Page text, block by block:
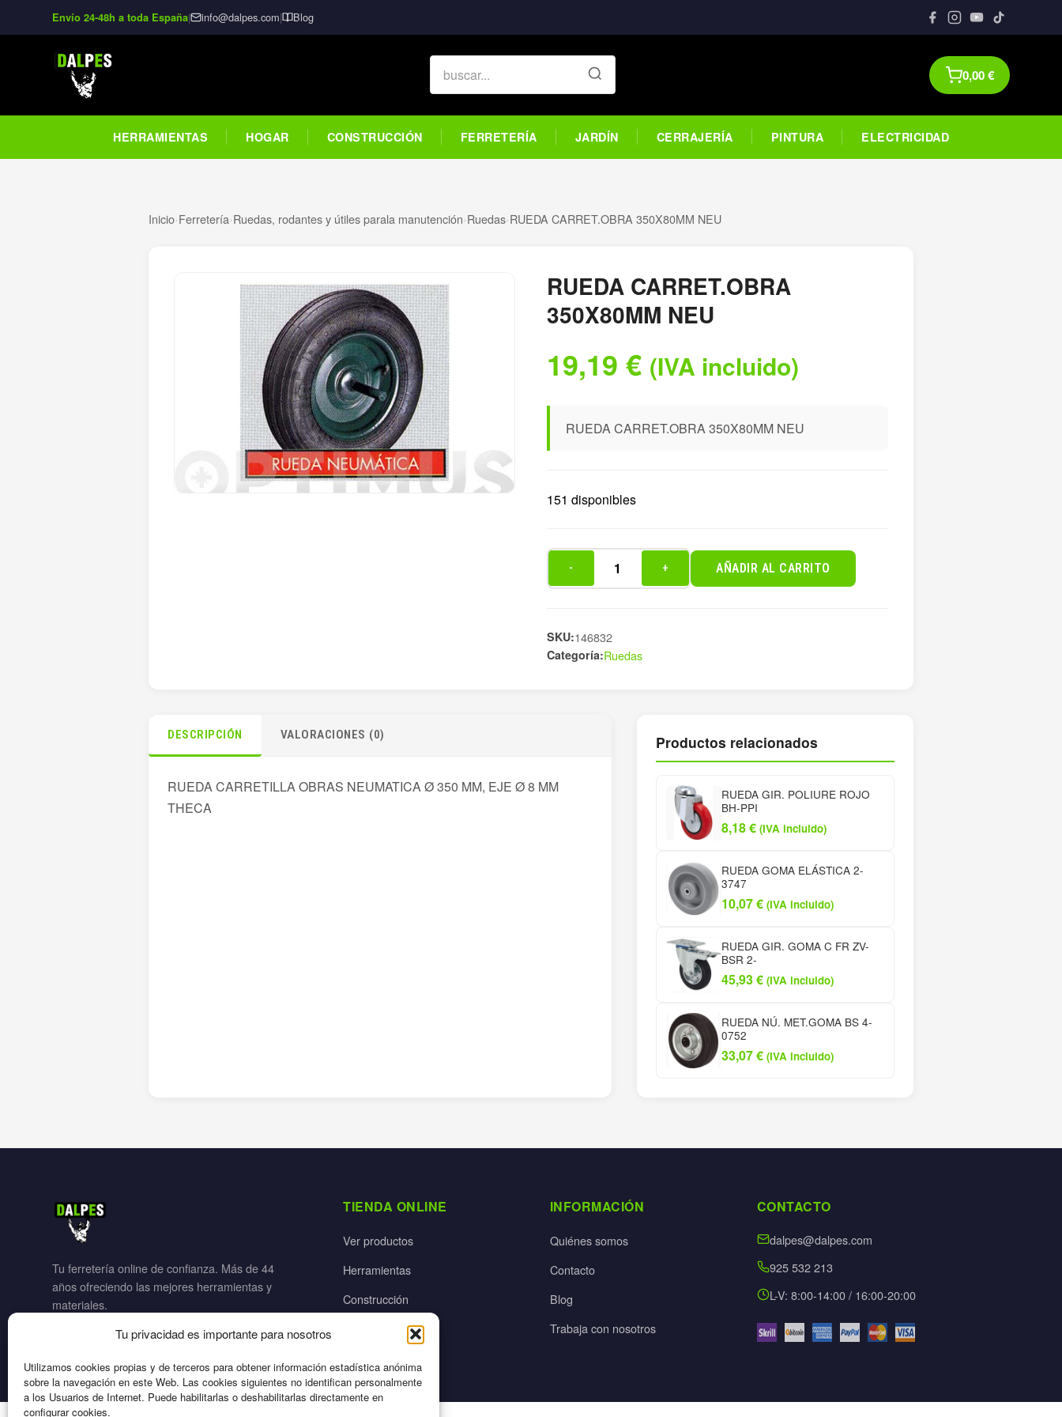
Tu privacidad es importante para nosotros
Utilizamos cookies propias y de terceros para obtener información estadística anónima
sobre la navegación en este Web. Las cookies siguientes no identifican personalmente
a los Usuarios de Internet. Puede habilitarlas o deshabilitarlas directamente en
configurar cookies.
Envío 24-48h a toda España| info@dalpes.com| Blog
0,00€
HERRAMIENTAS HOGAR CONSTRUCCIÓN FERRETERÍA JARDÍN CERRAJERÍA PINTURA ELECTRICIDAD
Inicio›Ferretería›Ruedas, rodantes y útiles parala manutención›Ruedas›RUEDA CARRET.OBRA 350X80MM NEU
RUEDA CARRET.OBRA
350X80MM NEU
19,19 € (IVA incluido)
RUEDA CARRET.OBRA 350X80MM NEU
151 disponibles
NEU
cantidad
- + AÑADIR AL CARRITO
SKU:146832
Categoría:Ruedas
DESCRIPCIÓN VALORACIONES (0)
RUEDA CARRETILLA OBRAS NEUMATICA Ø 350 MM, EJE Ø 8 MM
THECA
Productos relacionados
RUEDA GIR. POLIURE ROJO
BH-PPI
8,18€ (IVA incluido)
RUEDA GOMA ELÁSTICA 2-
3747
10,07€ (IVA incluido)
RUEDA GIR. GOMA C FR ZV-
BSR 2-
45,93€ (IVA incluido)
RUEDA NÚ. MET.GOMA BS 4-
0752
33,07€ (IVA incluido)
Tu ferretería online de confianza. Más de 44
años ofreciendo las mejores herramientas y
materiales.
TIENDA ONLINE
Ver productos
Herramientas
Construcción
INFORMACIÓN
Quiénes somos
Contacto
Blog
Trabaja con nosotros
CONTACTO
dalpes@dalpes.com
925 532 213
L-V: 8:00-14:00 / 16:00-20:00